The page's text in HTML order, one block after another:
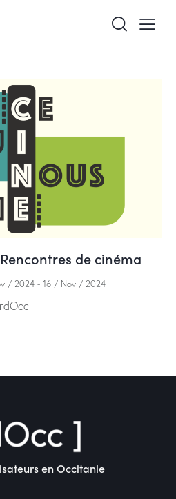
de cinéma
/ 2024 - 16 / Nov / 2024
en Occitanie